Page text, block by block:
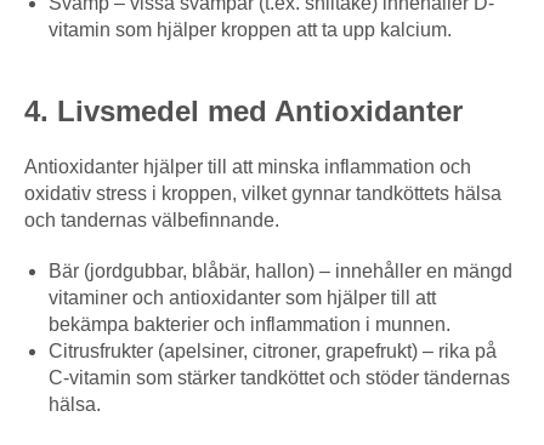
vitamin som hjälper kroppen att ta upp kalcium.
4. Livsmedel med Antioxidanter
Antioxidanter hjälper till att minska inflammation och
oxidativ stress i kroppen, vilket gynnar tandköttets hälsa
och tandernas välbefinnande.
Bär (jordgubbar, blåbär, hallon) – innehåller en mängd
vitaminer och antioxidanter som hjälper till att
bekämpa bakterier och inflammation i munnen.
Citrusfrukter (apelsiner, citroner, grapefrukt) – rika på
C-vitamin som stärker tandköttet och stöder tändernas
hälsa.